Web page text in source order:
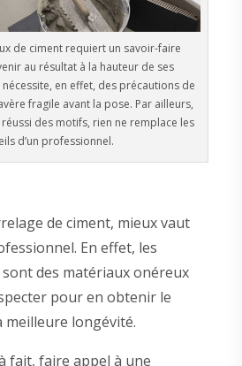
de ciment requiert un savoir-faire
au résultat à la hauteur de ses
en effet, des précautions de
fragile avant la pose. Par ailleurs,
des motifs, rien ne remplace les
d’un professionnel.
de ciment, mieux vaut
En effet, les
des matériaux onéreux
pour en obtenir le
longévité.
fait, faire appel à une